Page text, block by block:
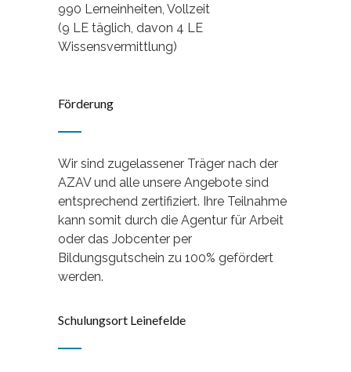
990 Lerneinheiten, Vollzeit
(9 LE täglich, davon 4 LE
Wissensvermittlung)
Förderung
Wir sind zugelassener Träger nach der
AZAV und alle unsere Angebote sind
entsprechend zertifiziert. Ihre Teilnahme
kann somit durch die Agentur für Arbeit
oder das Jobcenter per
Bildungsgutschein zu 100% gefördert
werden.
Schulungsort Leinefelde